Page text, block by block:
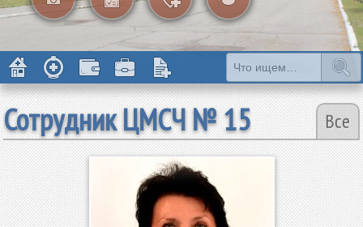
Сотрудник ЦМСЧ № 15 Все